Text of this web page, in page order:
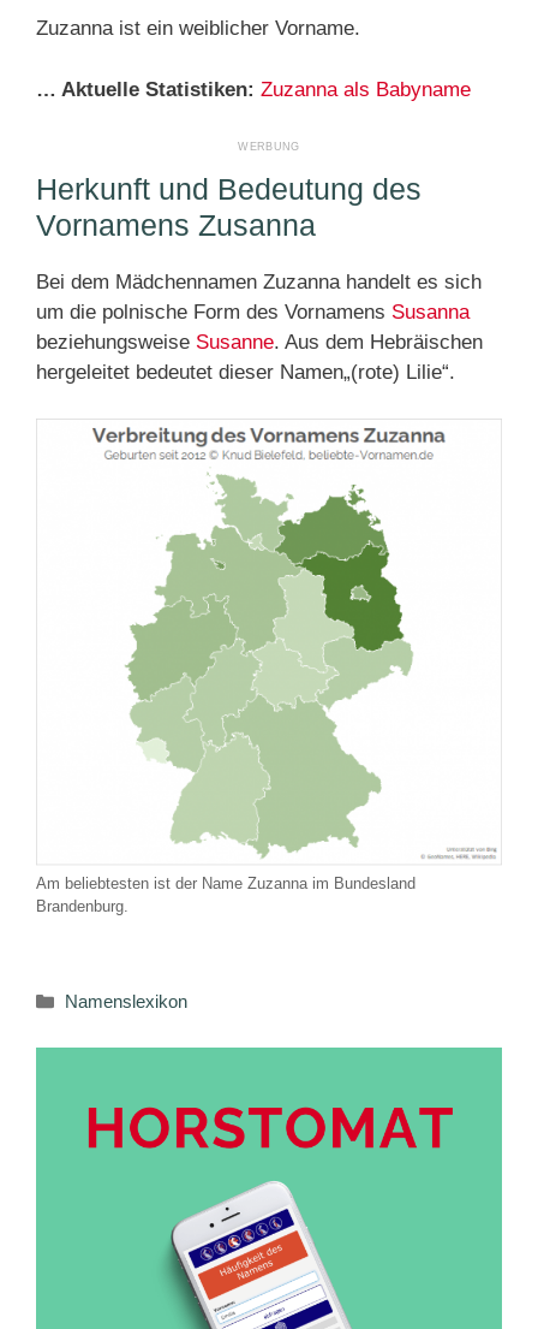
Zuzanna ist ein weiblicher Vorname.
… Aktuelle Statistiken: Zuzanna als Babyname
Herkunft und Bedeutung des
Vornamens Zusanna
Bei dem Mädchennamen Zuzanna handelt es sich
um die polnische Form des Vornamens Susanna
beziehungsweise Susanne. Aus dem Hebräischen
hergeleitet bedeutet dieser Namen„(rote) Lilie“.
Am beliebtesten ist der Name Zuzanna im Bundesland
Brandenburg.
Kategorien
Namenslexikon